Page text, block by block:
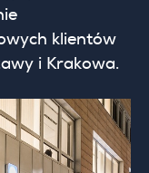
klientów
i Krakowa.